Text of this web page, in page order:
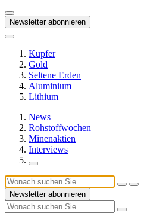
Newsletter abonnieren
Kupfer
Gold
Seltene Erden
Aluminium
Lithium
News
Rohstoffwochen
Minenaktien
Interviews
Newsletter abonnieren